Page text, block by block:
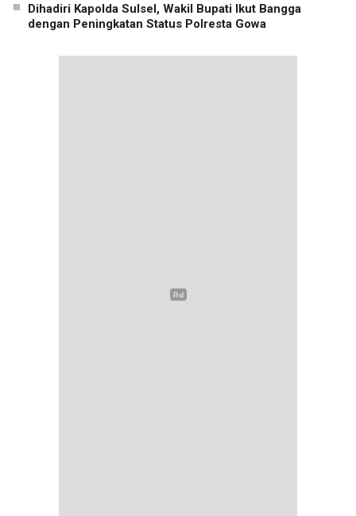
Dihadiri Kapolda Sulsel, Wakil Bupati Ikut Bangga
dengan Peningkatan Status Polresta Gowa